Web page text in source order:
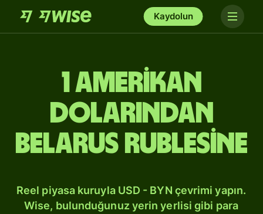
Kaydolun
1 Amerikan
dolarından
Belarus rublesine
Reel piyasa kuruyla USD - BYN çevrimi yapın.
Wise, bulunduğunuz yerin yerlisi gibi para